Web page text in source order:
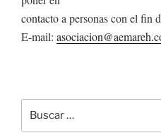
contacto a personas con el fin
E-mail:
por: